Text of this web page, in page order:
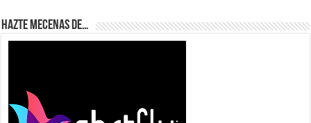
Hazte Mecenas de…